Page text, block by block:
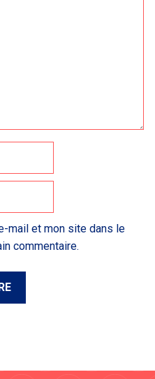
mail et mon site dans le
commentaire.